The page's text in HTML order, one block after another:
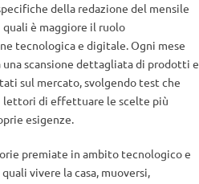
della redazione del mensile
è maggiore il ruolo
tecnologica e digitale. Ogni mese
scansione dettagliata di prodotti e
sul mercato, svolgendo test che
lettori di effettuare le scelte più
esigenze.
premiate in ambito tecnologico e
vivere la casa, muoversi,